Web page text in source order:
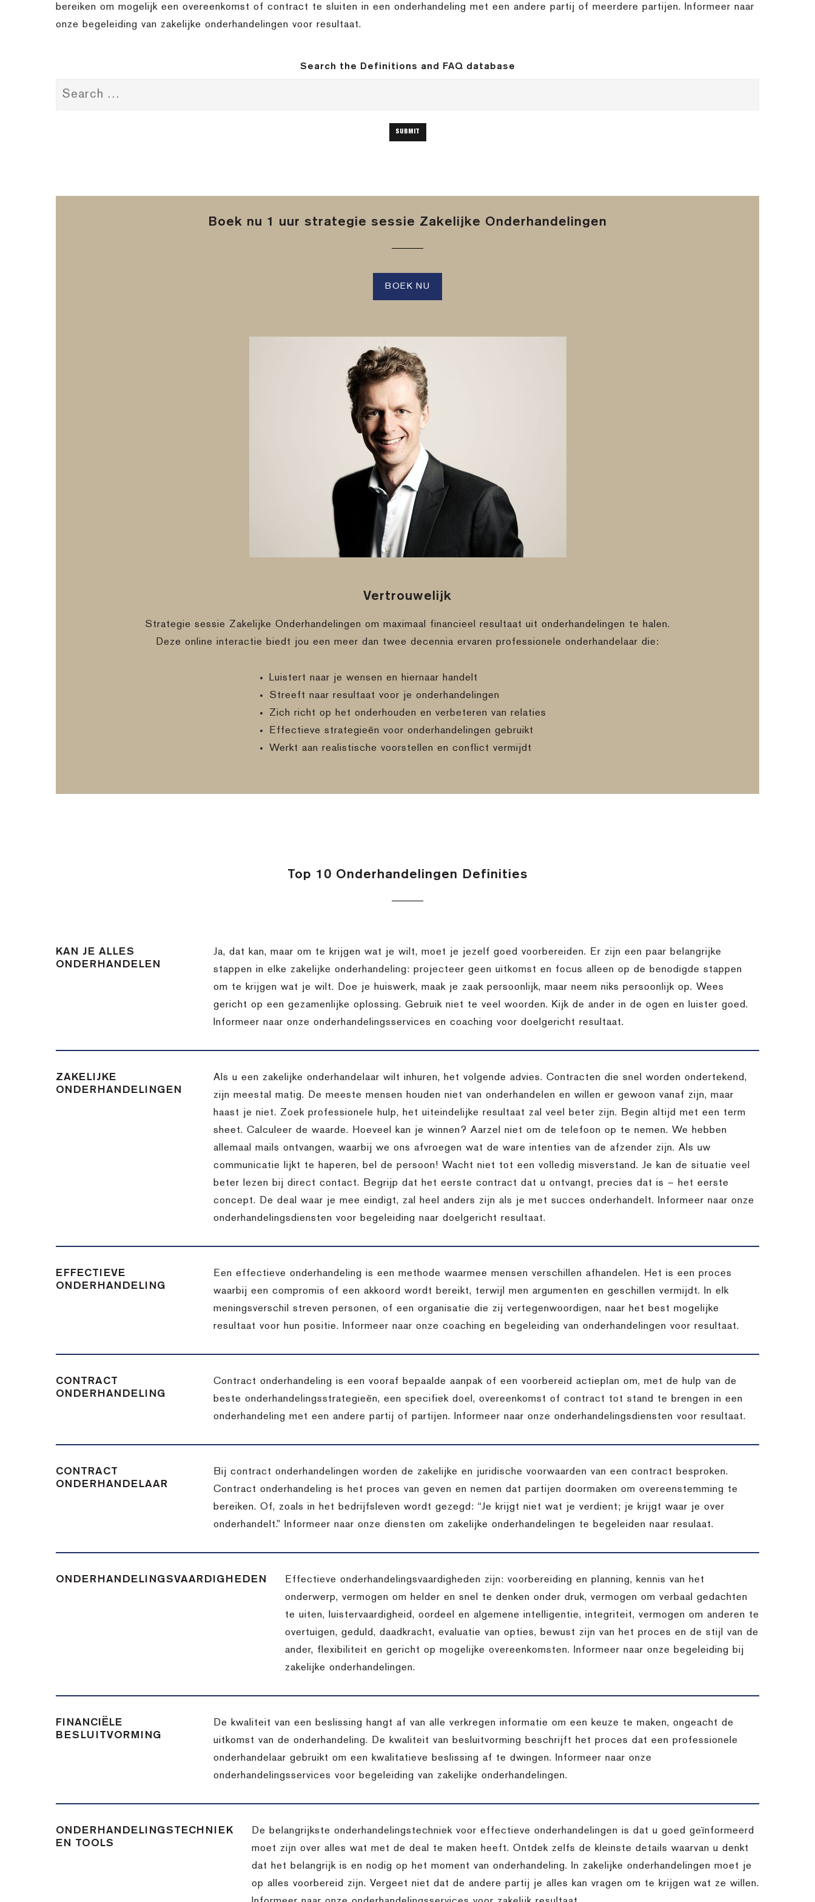
bereiken om mogelijk een overeenkomst of contract te sluiten in een onderhandeling met een andere partij of meerdere partijen. Informeer naar
onze begeleiding van zakelijke onderhandelingen voor resultaat.
Search the Definitions and FAQ database
Boek nu 1 uur strategie sessie Zakelijke Onderhandelingen
BOEK NU
Vertrouwelijk
Strategie sessie Zakelijke Onderhandelingen om maximaal financieel resultaat uit onderhandelingen te halen.
Deze online interactie biedt jou een meer dan twee decennia ervaren professionele onderhandelaar die:
Luistert naar je wensen en hiernaar handelt
Streeft naar resultaat voor je onderhandelingen
Zich richt op het onderhouden en verbeteren van relaties
Effectieve strategieën voor onderhandelingen gebruikt
Werkt aan realistische voorstellen en conflict vermijdt
Top 10 Onderhandelingen Definities
KAN JE ALLES
ONDERHANDELEN
Ja, dat kan, maar om te krijgen wat je wilt, moet je jezelf goed voorbereiden. Er zijn een paar belangrijke
stappen in elke zakelijke onderhandeling: projecteer geen uitkomst en focus alleen op de benodigde stappen
om te krijgen wat je wilt. Doe je huiswerk, maak je zaak persoonlijk, maar neem niks persoonlijk op. Wees
gericht op een gezamenlijke oplossing. Gebruik niet te veel woorden. Kijk de ander in de ogen en luister goed.
Informeer naar onze onderhandelingsservices en coaching voor doelgericht resultaat.
ZAKELIJKE
ONDERHANDELINGEN
Als u een zakelijke onderhandelaar wilt inhuren, het volgende advies. Contracten die snel worden ondertekend,
zijn meestal matig. De meeste mensen houden niet van onderhandelen en willen er gewoon vanaf zijn, maar
haast je niet. Zoek professionele hulp, het uiteindelijke resultaat zal veel beter zijn. Begin altijd met een term
sheet. Calculeer de waarde. Hoeveel kan je winnen? Aarzel niet om de telefoon op te nemen. We hebben
allemaal mails ontvangen, waarbij we ons afvroegen wat de ware intenties van de afzender zijn. Als uw
communicatie lijkt te haperen, bel de persoon! Wacht niet tot een volledig misverstand. Je kan de situatie veel
beter lezen bij direct contact. Begrijp dat het eerste contract dat u ontvangt, precies dat is – het eerste
concept. De deal waar je mee eindigt, zal heel anders zijn als je met succes onderhandelt. Informeer naar onze
onderhandelingsdiensten voor begeleiding naar doelgericht resultaat.
EFFECTIEVE
ONDERHANDELING
Een effectieve onderhandeling is een methode waarmee mensen verschillen afhandelen. Het is een proces
waarbij een compromis of een akkoord wordt bereikt, terwijl men argumenten en geschillen vermijdt. In elk
meningsverschil streven personen, of een organisatie die zij vertegenwoordigen, naar het best mogelijke
resultaat voor hun positie. Informeer naar onze coaching en begeleiding van onderhandelingen voor resultaat.
CONTRACT
ONDERHANDELING
Contract onderhandeling is een vooraf bepaalde aanpak of een voorbereid actieplan om, met de hulp van de
beste onderhandelingsstrategieën, een specifiek doel, overeenkomst of contract tot stand te brengen in een
onderhandeling met een andere partij of partijen. Informeer naar onze onderhandelingsdiensten voor resultaat.
CONTRACT
ONDERHANDELAAR
Bij contract onderhandelingen worden de zakelijke en juridische voorwaarden van een contract besproken.
Contract onderhandeling is het proces van geven en nemen dat partijen doormaken om overeenstemming te
bereiken. Of, zoals in het bedrijfsleven wordt gezegd: “Je krijgt niet wat je verdient; je krijgt waar je over
onderhandelt.” Informeer naar onze diensten om zakelijke onderhandelingen te begeleiden naar resulaat.
ONDERHANDELINGSVAARDIGHEDEN
Effectieve onderhandelingsvaardigheden zijn: voorbereiding en planning, kennis van het
onderwerp, vermogen om helder en snel te denken onder druk, vermogen om verbaal gedachten
te uiten, luistervaardigheid, oordeel en algemene intelligentie, integriteit, vermogen om anderen te
overtuigen, geduld, daadkracht, evaluatie van opties, bewust zijn van het proces en de stijl van de
ander, flexibiliteit en gericht op mogelijke overeenkomsten. Informeer naar onze begeleiding bij
zakelijke onderhandelingen.
FINANCIËLE
BESLUITVORMING
De kwaliteit van een beslissing hangt af van alle verkregen informatie om een keuze te maken, ongeacht de
uitkomst van de onderhandeling. De kwaliteit van besluitvorming beschrijft het proces dat een professionele
onderhandelaar gebruikt om een kwalitatieve beslissing af te dwingen. Informeer naar onze
onderhandelingsservices voor begeleiding van zakelijke onderhandelingen.
ONDERHANDELINGSTECHNIEK
EN TOOLS
De belangrijkste onderhandelingstechniek voor effectieve onderhandelingen is dat u goed geïnformeerd
moet zijn over alles wat met de deal te maken heeft. Ontdek zelfs de kleinste details waarvan u denkt
dat het belangrijk is en nodig op het moment van onderhandeling. In zakelijke onderhandelingen moet je
op alles voorbereid zijn. Vergeet niet dat de andere partij je alles kan vragen om te krijgen wat ze willen.